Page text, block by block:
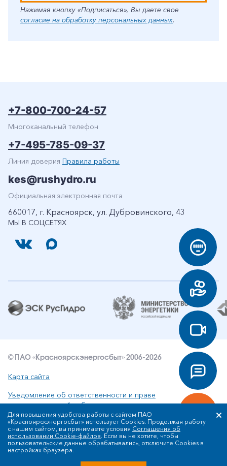
Нажимая кнопку «Подписаться», Вы даете свое
согласие на обработку персональных данных.
МЫ В СОЦСЕТЯХ
+7-800-700-24-57
Многоканальный телефон
+7-495-785-09-37
Линия доверия Правила работы
kes@rushydro.ru
Официальная электронная почта
660017, г. Красноярск, ул. Дубровинского, 43
© ПАО «Красноярскэнергосбыт» 2006-2026
Карта сайта
Уведомление об ответственности и праве
интеллектуальной собственности
Политика ПАО «Красноярскэнергосбыт» в отношении
обработки персональных данных
Для повышения удобства работы с сайтом ПАО
«Красноярскэнергосбыт» использует Cookies. Продолжая работу
с нашим сайтом, вы принимаете условия Соглашения об
использовании Cookie-файлов. Если вы не хотите, чтобы
пользовательские данные обрабатывались, отключите Cookies в
настройках браузера.